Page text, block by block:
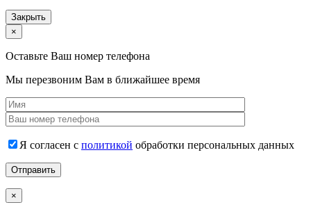
Закрыть
×
Оставьте Ваш номер телефона
Мы перезвоним Вам в ближайшее время
Я согласен с политикой обработки персональных данных
×